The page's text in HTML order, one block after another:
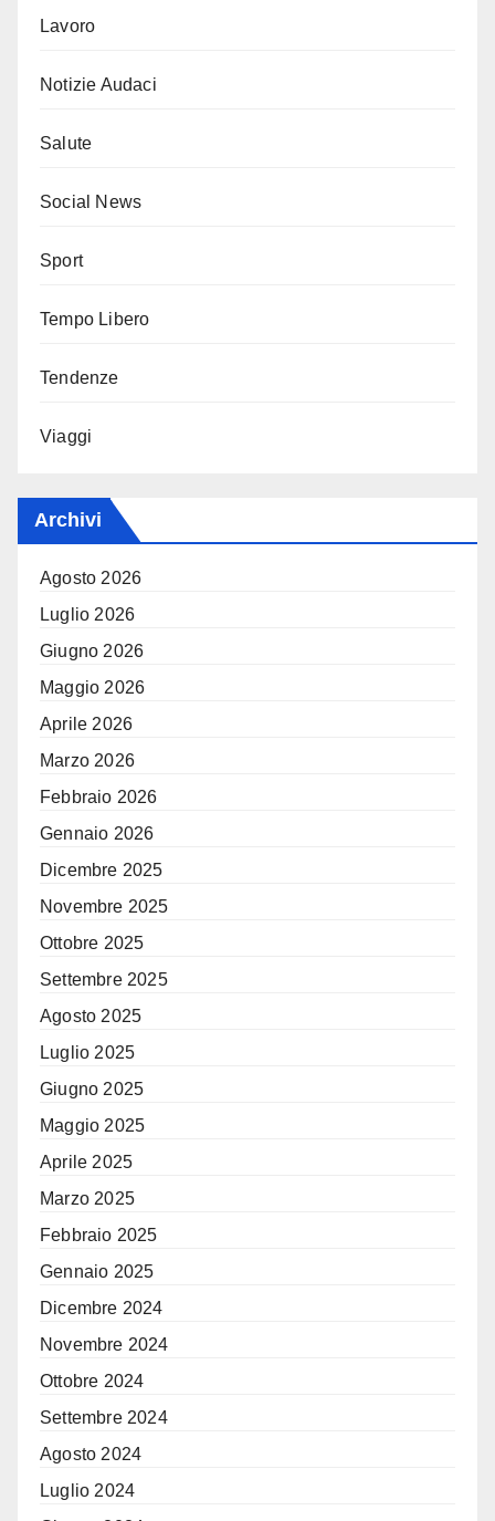
Lavoro
Notizie Audaci
Salute
Social News
Sport
Tempo Libero
Tendenze
Viaggi
Archivi
Agosto 2026
Luglio 2026
Giugno 2026
Maggio 2026
Aprile 2026
Marzo 2026
Febbraio 2026
Gennaio 2026
Dicembre 2025
Novembre 2025
Ottobre 2025
Settembre 2025
Agosto 2025
Luglio 2025
Giugno 2025
Maggio 2025
Aprile 2025
Marzo 2025
Febbraio 2025
Gennaio 2025
Dicembre 2024
Novembre 2024
Ottobre 2024
Settembre 2024
Agosto 2024
Luglio 2024